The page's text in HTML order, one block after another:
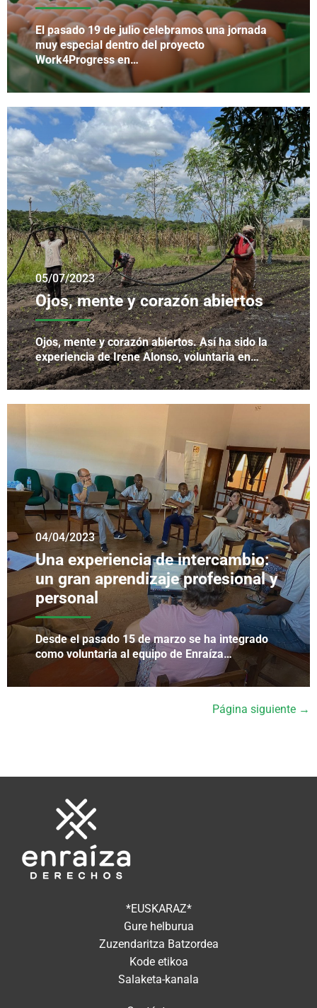
El pasado 19 de julio celebramos una jornada
muy especial dentro del proyecto
Work4Progress en…
05/07/2023
Ojos, mente y corazón abiertos
Ojos, mente y corazón abiertos. Así ha sido la
experiencia de Irene Alonso, voluntaria en…
04/04/2023
Una experiencia de intercambio:
un gran aprendizaje profesional y
personal
Desde el pasado 15 de marzo se ha integrado
como voluntaria al equipo de Enraíza…
Página siguiente →
*EUSKARAZ*
Gure helburua
Zuzendaritza Batzordea
Kode etikoa
Salaketa-kanala